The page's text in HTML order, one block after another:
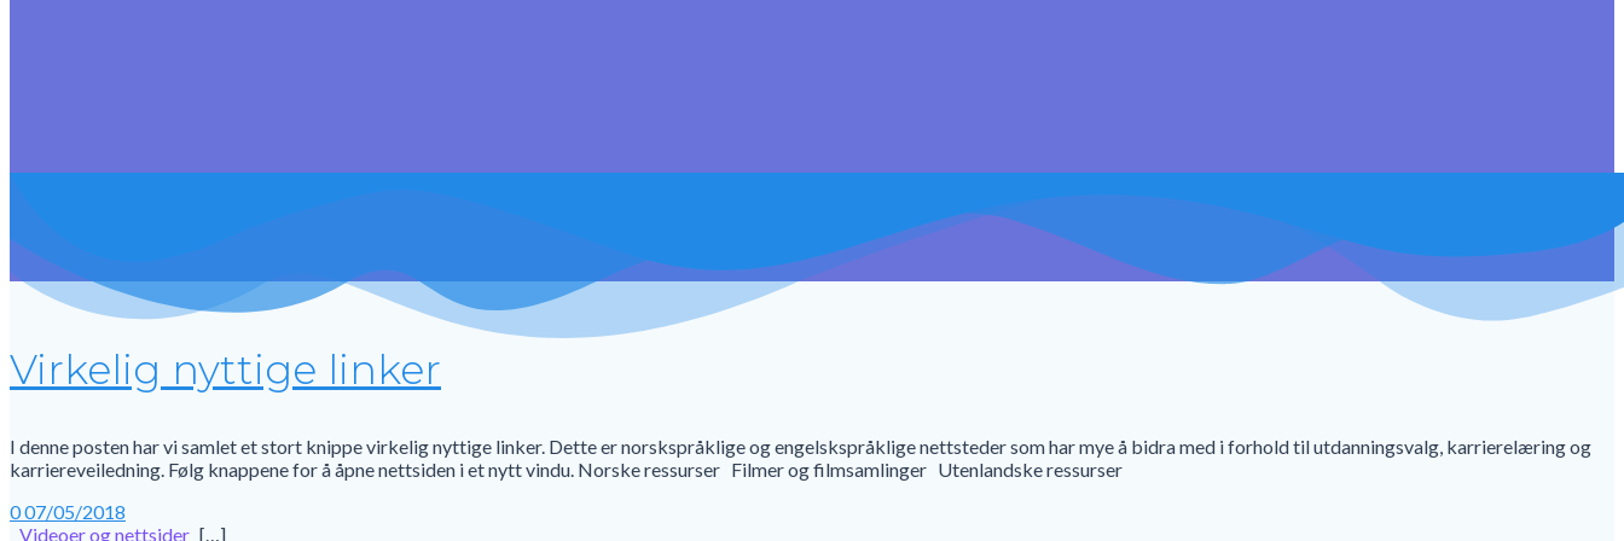
Virkelig nyttige linker
I denne posten har vi samlet et stort knippe virkelig nyttige linker. Dette er norskspråklige og engelskspråklige nettsteder som har mye å bidra med i forhold til utdanningsvalg, karrierelæring og
karriereveiledning. Følg knappene for å åpne nettsiden i et nytt vindu. Norske ressurser Filmer og filmsamlinger Utenlandske ressurser
007/05/2018
Videoer og nettsider […]